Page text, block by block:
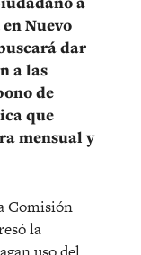
Nuevo
dar
a las
de
que
mensual y
Comisión
la